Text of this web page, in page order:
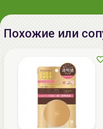
искры в глазах
губой для эффекта
паллетки по-
Похожие или